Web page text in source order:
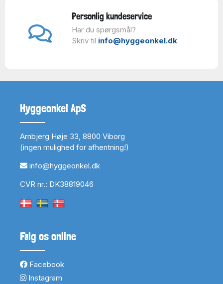
Personlig kundeservice
Har du spørgsmål?
Skriv til info@hyggeonkel.dk
Hyggeonkel ApS
Arnbjerg Høje 33, 8800 Viborg
(ingen mulighed for afhentning!)
info@hyggeonkel.dk
CVR nr.: DK38819046
Følg os online
Facebook
Instagram